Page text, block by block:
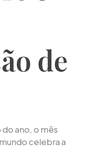
de
ano, o mês
celebra a